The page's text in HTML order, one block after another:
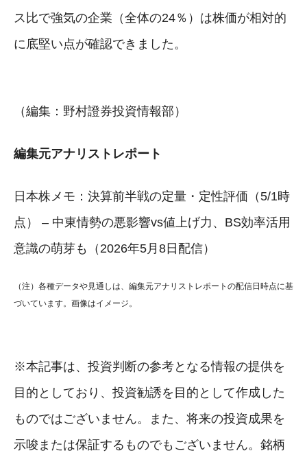
ス比で強気の企業（全体の24％）は株価が相対的
に底堅い点が確認できました。
（編集：野村證券投資情報部）
編集元アナリストレポート
日本株メモ：決算前半戦の定量・定性評価（5/1時
点） – 中東情勢の悪影響vs値上げ力、BS効率活用
意識の萌芽も（2026年5月8日配信）
（注）各種データや見通しは、編集元アナリストレポートの配信日時点に基
づいています。画像はイメージ。
※本記事は、投資判断の参考となる情報の提供を
目的としており、投資勧誘を目的として作成した
ものではございません。また、将来の投資成果を
示唆または保証するものでもございません。銘柄